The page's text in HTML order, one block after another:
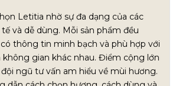
Letitia nhờ sự đa dạng của các
và dễ dùng. Mỗi sản phẩm đều
thông tin minh bạch và phù hợp với
không gian khác nhau. Điểm cộng lớn
ngũ tư vấn am hiểu về mùi hương.